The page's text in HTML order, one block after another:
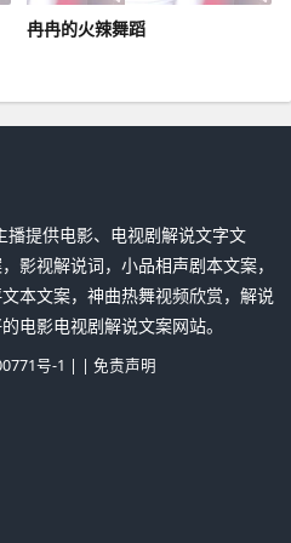
冉冉的火辣舞蹈
提供电影、电视剧解说文字文
影视解说词，小品相声剧本文案，
本文案，神曲热舞视频欣赏，解说
电影电视剧解说文案网站。
号-1 | | 免责声明